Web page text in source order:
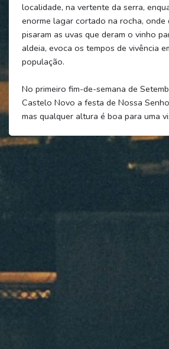
localidade, na vertente da serra,
enorme lagar cortado na rocha, onde
pisaram as uvas que deram o vinho
aldeia, evoca os tempos de vivência
população.
No primeiro fim-de-semana de
Castelo Novo a festa de Nossa
mas qualquer altura é boa para uma